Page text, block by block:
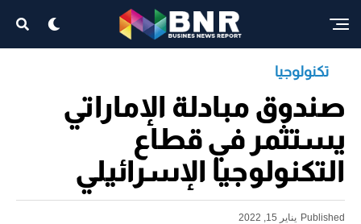
تكنولوجيا
صندوق مبادلة الإماراتي
يستثمر في قطاع
التكنولوجيا الإسرائيلي
Published يناير 15, 2022